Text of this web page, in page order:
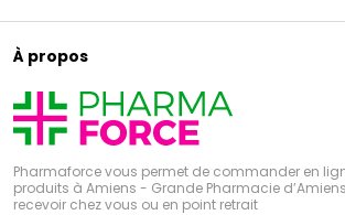
À propos
Pharmaforce vous permet de commander en
produits à Amiens - Grande Pharmacie
recevoir chez vous ou en point retrait